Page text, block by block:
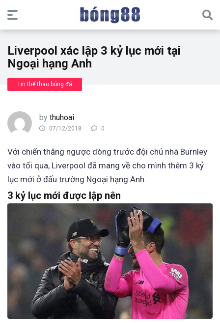
Liverpool xác lập 3 kỷ lục mới tại
Ngoại hạng Anh
Tin thể thao bóng đá
by thuhoai
07/12/2018 0
Với chiến thắng ngược dòng trước đội chủ nhà Burnley
vào tối qua, Liverpool đã mang về cho mình thêm 3 kỷ
lục mới ở đấu trường Ngoại hạng Anh.
3 kỷ lục mới được lập nên